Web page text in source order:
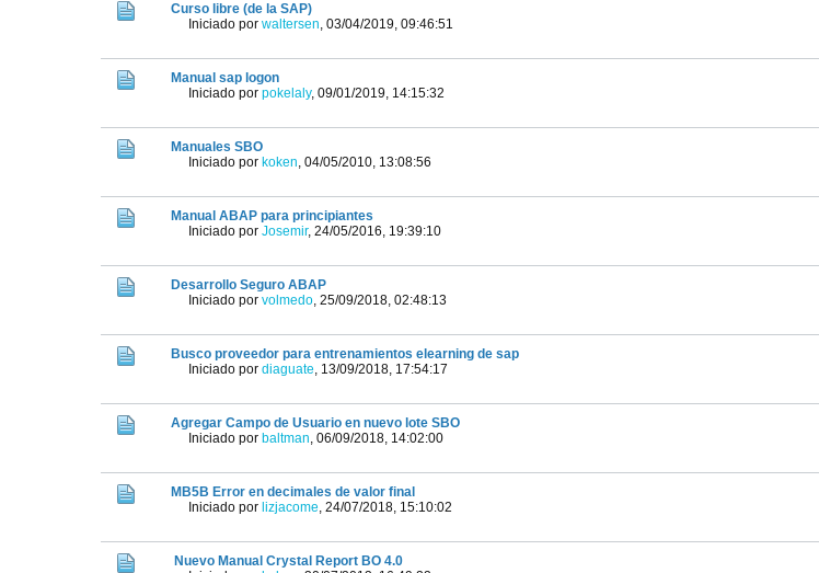
Curso libre (de la SAP)
Iniciado por waltersen, 03/04/2019, 09:46:51
Manual sap logon
Iniciado por pokelaly, 09/01/2019, 14:15:32
Manuales SBO
Iniciado por koken, 04/05/2010, 13:08:56
Manual ABAP para principiantes
Iniciado por Josemir, 24/05/2016, 19:39:10
Desarrollo Seguro ABAP
Iniciado por volmedo, 25/09/2018, 02:48:13
Busco proveedor para entrenamientos elearning de sap
Iniciado por diaguate, 13/09/2018, 17:54:17
Agregar Campo de Usuario en nuevo lote SBO
Iniciado por baltman, 06/09/2018, 14:02:00
MB5B Error en decimales de valor final
Iniciado por lizjacome, 24/07/2018, 15:10:02
Nuevo Manual Crystal Report BO 4.0